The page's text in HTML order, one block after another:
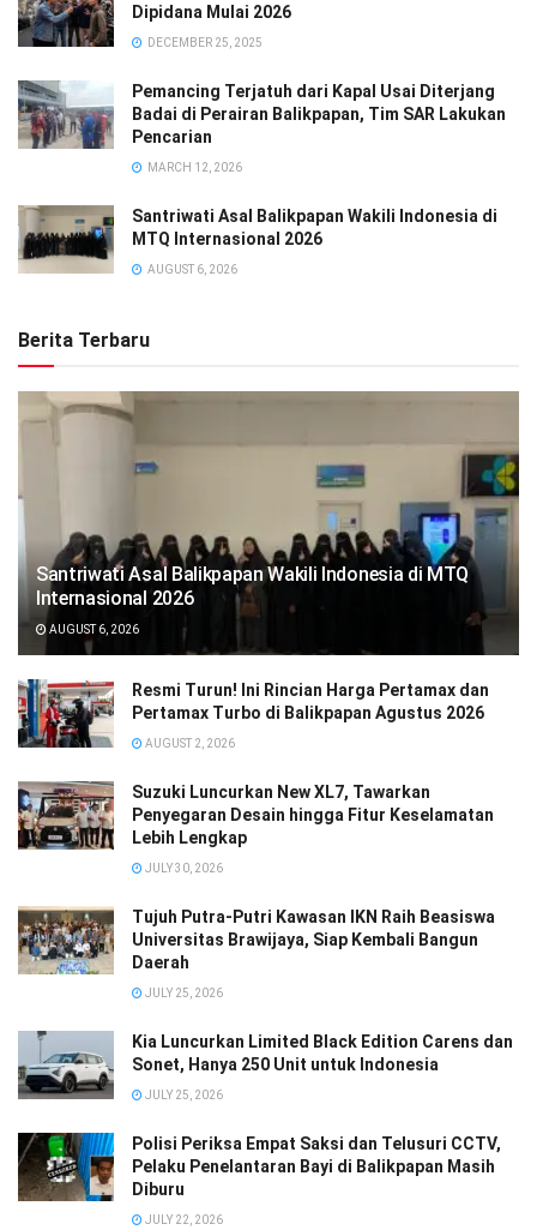
Dipidana Mulai 2026
DECEMBER 25, 2025
Pemancing Terjatuh dari Kapal Usai Diterjang
Badai di Perairan Balikpapan, Tim SAR Lakukan
Pencarian
MARCH 12, 2026
Santriwati Asal Balikpapan Wakili Indonesia di
MTQ Internasional 2026
AUGUST 6, 2026
Berita Terbaru
Santriwati Asal Balikpapan Wakili Indonesia di MTQ
Internasional 2026
AUGUST 6, 2026
Resmi Turun! Ini Rincian Harga Pertamax dan
Pertamax Turbo di Balikpapan Agustus 2026
AUGUST 2, 2026
Suzuki Luncurkan New XL7, Tawarkan
Penyegaran Desain hingga Fitur Keselamatan
Lebih Lengkap
JULY 30, 2026
Tujuh Putra-Putri Kawasan IKN Raih Beasiswa
Universitas Brawijaya, Siap Kembali Bangun
Daerah
JULY 25, 2026
Kia Luncurkan Limited Black Edition Carens dan
Sonet, Hanya 250 Unit untuk Indonesia
JULY 25, 2026
Polisi Periksa Empat Saksi dan Telusuri CCTV,
Pelaku Penelantaran Bayi di Balikpapan Masih
Diburu
JULY 22, 2026